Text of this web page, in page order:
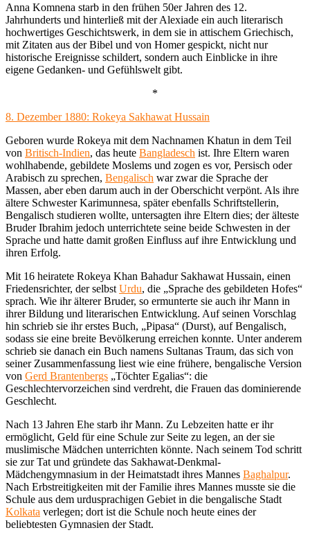
Anna Komnena starb in den frühen 50er Jahren des 12.
Jahrhunderts und hinterließ mit der Alexiade ein auch literarisch
hochwertiges Geschichtswerk, in dem sie in attischem Griechisch,
mit Zitaten aus der Bibel und von Homer gespickt, nicht nur
historische Ereignisse schildert, sondern auch Einblicke in ihre
eigene Gedanken- und Gefühlswelt gibt.
*
8. Dezember 1880: Rokeya Sakhawat Hussain
Geboren wurde Rokeya mit dem Nachnamen Khatun in dem Teil
von Britisch-Indien, das heute Bangladesch ist. Ihre Eltern waren
wohlhabende, gebildete Moslems und zogen es vor, Persisch oder
Arabisch zu sprechen, Bengalisch war zwar die Sprache der
Massen, aber eben darum auch in der Oberschicht verpönt. Als ihre
ältere Schwester Karimunnesa, später ebenfalls Schriftstellerin,
Bengalisch studieren wollte, untersagten ihre Eltern dies; der älteste
Bruder Ibrahim jedoch unterrichtete seine beide Schwesten in der
Sprache und hatte damit großen Einfluss auf ihre Entwicklung und
ihren Erfolg.
Mit 16 heiratete Rokeya Khan Bahadur Sakhawat Hussain, einen
Friedensrichter, der selbst Urdu, die „Sprache des gebildeten Hofes“
sprach. Wie ihr älterer Bruder, so ermunterte sie auch ihr Mann in
ihrer Bildung und literarischen Entwicklung. Auf seinen Vorschlag
hin schrieb sie ihr erstes Buch, „Pipasa“ (Durst), auf Bengalisch,
sodass sie eine breite Bevölkerung erreichen konnte. Unter anderem
schrieb sie danach ein Buch namens Sultanas Traum, das sich von
seiner Zusammenfassung liest wie eine frühere, bengalische Version
von Gerd Brantenbergs „Töchter Egalias“: die
Geschlechtervorzeichen sind verdreht, die Frauen das dominierende
Geschlecht.
Nach 13 Jahren Ehe starb ihr Mann. Zu Lebzeiten hatte er ihr
ermöglicht, Geld für eine Schule zur Seite zu legen, an der sie
muslimische Mädchen unterrichten könnte. Nach seinem Tod schritt
sie zur Tat und gründete das Sakhawat-Denkmal-
Mädchengymnasium in der Heimatstadt ihres Mannes Baghalpur.
Nach Erbstreitigkeiten mit der Familie ihres Mannes musste sie die
Schule aus dem urdusprachigen Gebiet in die bengalische Stadt
Kolkata verlegen; dort ist die Schule noch heute eines der
beliebtesten Gymnasien der Stadt.